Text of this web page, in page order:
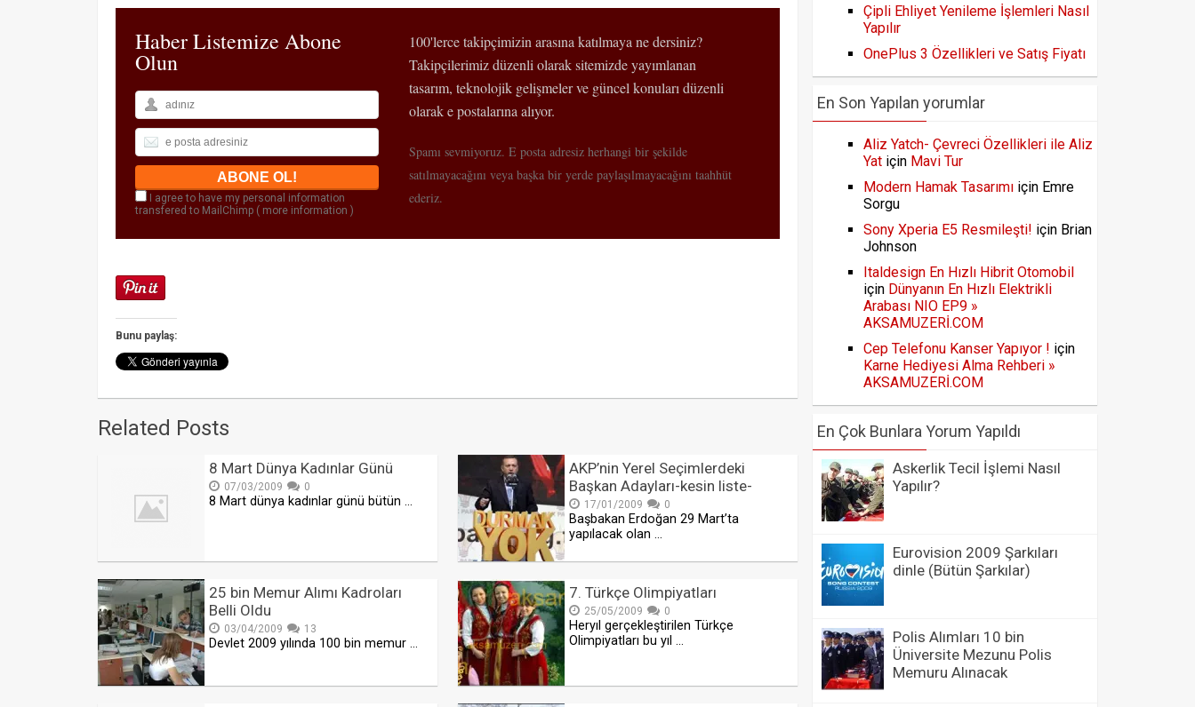
Haber Listemize Abone
Olun
I agree to have my personal information
transfered to MailChimp ( more information )
100'lerce takipçimizin arasına katılmaya ne dersiniz?
Takipçilerimiz düzenli olarak sitemizde yayımlanan
tasarım, teknolojik gelişmeler ve güncel konuları düzenli
olarak e postalarına alıyor.
Spamı sevmiyoruz. E posta adresiz herhangi bir şekilde
satılmayacağını veya başka bir yerde paylaşılmayacağını taahhüt
ederiz.
Bunu paylaş:
Related Posts
8 Mart Dünya Kadınlar Günü
07/03/2009 0
8 Mart dünya kadınlar günü bütün …
AKP’nin Yerel Seçimlerdeki
Başkan Adayları-kesin liste-
17/01/2009 0
Başbakan Erdoğan 29 Mart’ta
yapılacak olan …
25 bin Memur Alımı Kadroları
Belli Oldu
03/04/2009 13
Devlet 2009 yılında 100 bin memur …
7. Türkçe Olimpiyatları
25/05/2009 0
Heryıl gerçekleştirilen Türkçe
Olimpiyatları bu yıl …
Çipli Ehliyet Yenileme İşlemleri Nasıl
Yapılır
OnePlus 3 Özellikleri ve Satış Fiyatı
En Son Yapılan yorumlar
Aliz Yatch- Çevreci Özellikleri ile Aliz
Yat için Mavi Tur
Modern Hamak Tasarımı için Emre
Sorgu
Sony Xperia E5 Resmileşti! için Brian
Johnson
Italdesign En Hızlı Hibrit Otomobil
için Dünyanın En Hızlı Elektrikli
Arabası NIO EP9 »
AKSAMUZERİ.COM
Cep Telefonu Kanser Yapıyor ! için
Karne Hediyesi Alma Rehberi »
AKSAMUZERİ.COM
En Çok Bunlara Yorum Yapıldı
Askerlik Tecil İşlemi Nasıl
Yapılır?
Eurovision 2009 Şarkıları
dinle (Bütün Şarkılar)
Polis Alımları 10 bin
Üniversite Mezunu Polis
Memuru Alınacak